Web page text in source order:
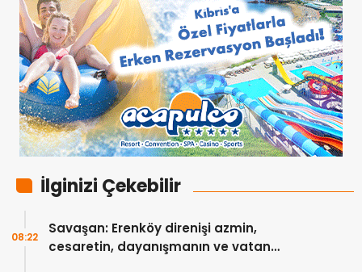
İlginizi Çekebilir
Savaşan: Erenköy direnişi azmin,
cesaretin, dayanışmanın ve vatan
08:22